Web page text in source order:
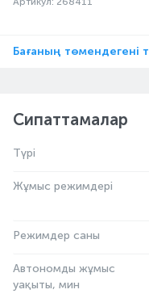
Бағаның төмендегені
Сипаттамалар
Түрі
Жұмыс режимдері
Режимдер саны
Автономды жұмыс
уақыты, мин